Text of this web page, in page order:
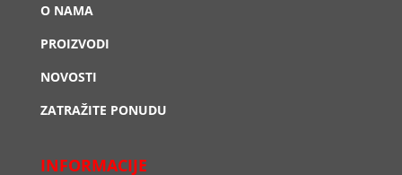
O NAMA
PROIZVODI
NOVOSTI
ZATRAŽITE PONUDU
INFORMACIJE